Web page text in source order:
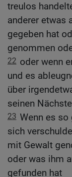
treulos
anderer etwas
gegeben hat
genommen
22 oder wenn
und es
über
seinen
23 Wenn es
sich
mit Gewalt
oder was ihm
gefunden hat